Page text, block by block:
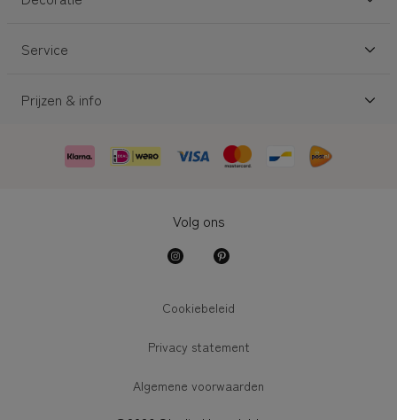
Service
Prijzen & info
Volg ons
Cookiebeleid
Privacy statement
Algemene voorwaarden